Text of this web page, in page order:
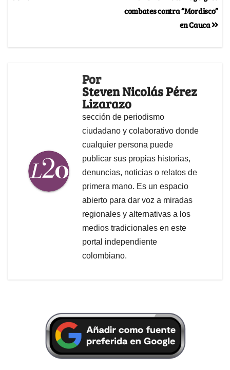
combates contra “Mordisco”
en Cauca
Por
Steven Nicolás Pérez
Lizarazo
sección de periodismo
ciudadano y colaborativo donde
cualquier persona puede
publicar sus propias historias,
denuncias, noticias o relatos de
primera mano. Es un espacio
abierto para dar voz a miradas
regionales y alternativas a los
medios tradicionales en este
portal independiente
colombiano.